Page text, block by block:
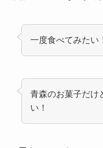
一度食べてみたい
青森のお菓子だけ
い！